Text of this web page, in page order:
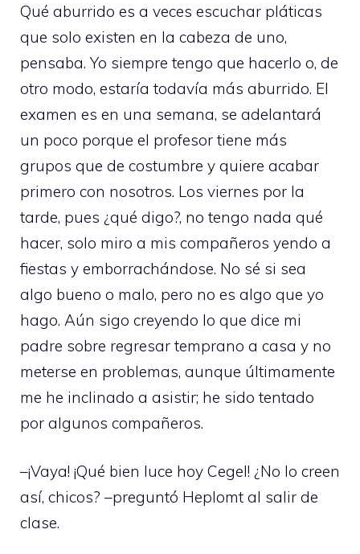
Qué aburrido es a veces escuchar pláticas
que solo existen en la cabeza de uno,
pensaba. Yo siempre tengo que hacerlo o, de
otro modo, estaría todavía más aburrido. El
examen es en una semana, se adelantará
un poco porque el profesor tiene más
grupos que de costumbre y quiere acabar
primero con nosotros. Los viernes por la
tarde, pues ¿qué digo?, no tengo nada qué
hacer, solo miro a mis compañeros yendo a
fiestas y emborrachándose. No sé si sea
algo bueno o malo, pero no es algo que yo
hago. Aún sigo creyendo lo que dice mi
padre sobre regresar temprano a casa y no
meterse en problemas, aunque últimamente
me he inclinado a asistir; he sido tentado
por algunos compañeros.
–¡Vaya! ¡Qué bien luce hoy Cegel! ¿No lo creen
así, chicos? –preguntó Heplomt al salir de
clase.